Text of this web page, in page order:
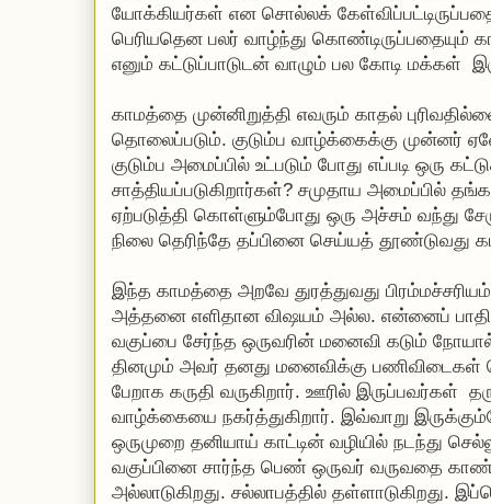
யோக்கியர்கள் என சொல்லக்
பெரியதென பலர் வாழ்ந்து கொண்டிருப்பதையும்
எனும் கட்டுப்பாடுடன் வாழும் பல கோடி மக்கள்
காமத்தை முன்னிறுத்தி எவரும் காதல்
தொலைப்படும். குடும்ப வாழ்க்கைக்கு முன்னர்
குடும்ப அமைப்பில் உட்படும் போது எப்படி ஒரு
சாத்தியப்படுகிறார்கள்? சமுதாய அமைப்பில்
ஏற்படுத்தி கொள்ளும்போது ஒரு அச்சம் வந்து
நிலை தெரிந்தே தப்பினை செய்யத் தூண்டுவது
இந்த காமத்தை அறவே துரத்துவது
அத்தனை எளிதான விஷயம் அல்ல. என்னைப்
வகுப்பை சேர்ந்த ஒருவரின் மனைவி கடும்
தினமும் அவர் தனது மனைவிக்கு பணிவிடைகள்
பேறாக கருதி வருகிறார். ஊரில்
வாழ்க்கையை நகர்த்துகிறார். இவ்வாறு
ஒருமுறை தனியாய் காட்டின் வழியில் நடந்து
வகுப்பினை சார்ந்த பெண் ஒருவர் வருவதை
அல்லாடுகிறது. சல்லாபத்தில் தள்ளாடுகிறது.